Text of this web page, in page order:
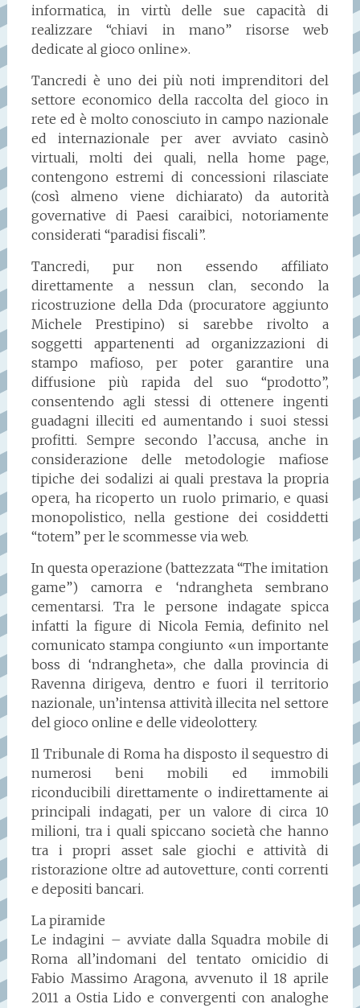
informatica, in virtù delle sue capacità di
realizzare “chiavi in mano” risorse web
dedicate al gioco online».
Tancredi è uno dei più noti imprenditori del
settore economico della raccolta del gioco in
rete ed è molto conosciuto in campo nazionale
ed internazionale per aver avviato casinò
virtuali, molti dei quali, nella home page,
contengono estremi di concessioni rilasciate
(così almeno viene dichiarato) da autorità
governative di Paesi caraibici, notoriamente
considerati “paradisi fiscali”.
Tancredi, pur non essendo affiliato
direttamente a nessun clan, secondo la
ricostruzione della Dda (procuratore aggiunto
Michele Prestipino) si sarebbe rivolto a
soggetti appartenenti ad organizzazioni di
stampo mafioso, per poter garantire una
diffusione più rapida del suo “prodotto”,
consentendo agli stessi di ottenere ingenti
guadagni illeciti ed aumentando i suoi stessi
profitti. Sempre secondo l’accusa, anche in
considerazione delle metodologie mafiose
tipiche dei sodalizi ai quali prestava la propria
opera, ha ricoperto un ruolo primario, e quasi
monopolistico, nella gestione dei cosiddetti
“totem” per le scommesse via web.
In questa operazione (battezzata “The imitation
game”) camorra e ‘ndrangheta sembrano
cementarsi. Tra le persone indagate spicca
infatti la figure di Nicola Femia, definito nel
comunicato stampa congiunto «un importante
boss di ‘ndrangheta», che dalla provincia di
Ravenna dirigeva, dentro e fuori il territorio
nazionale, un’intensa attività illecita nel settore
del gioco online e delle videolottery.
Il Tribunale di Roma ha disposto il sequestro di
numerosi beni mobili ed immobili
riconducibili direttamente o indirettamente ai
principali indagati, per un valore di circa 10
milioni, tra i quali spiccano società che hanno
tra i propri asset sale giochi e attività di
ristorazione oltre ad autovetture, conti correnti
e depositi bancari.
La piramide
Le indagini – avviate dalla Squadra mobile di
Roma all’indomani del tentato omicidio di
Fabio Massimo Aragona, avvenuto il 18 aprile
2011 a Ostia Lido e convergenti con analoghe